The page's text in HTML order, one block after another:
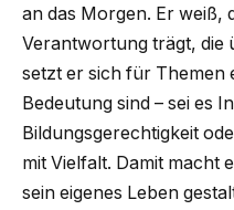
an das Morgen. Er weiß,
Verantwortung trägt, die
setzt er sich für Themen
Bedeutung sind – sei es
Bildungsgerechtigkeit
mit Vielfalt. Damit macht
sein eigenes Leben